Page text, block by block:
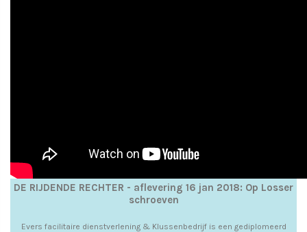
DE RIJDENDE RECHTER - aflevering 16 jan 2018: Op Losser
schroeven
Evers facilitaire dienstverlening & Klussenbedrijf is een gediplomeerd